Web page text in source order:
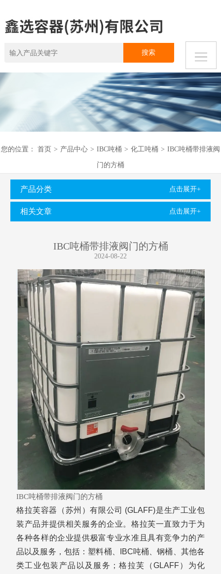
您的位置： 首页 > 产品中心 > IBC吨桶 > 化工吨桶 > IBC吨桶带排液阀
门的方桶
产品分类 点击展开+
相关文章 点击展开+
IBC吨桶带排液阀门的方桶
2024-08-22
IBC吨桶带排液阀门的方桶
格拉芙容器（苏州）有限公司 (GLAFF)是生产工业包
装产品并提供相关服务的企业。格拉芙一直致力于为
各种各样的企业提供极富专业水准且具有竞争力的产
品以及服务，包括：塑料桶、
IBC吨桶、钢桶、其他各
类工业包装产品以及服务；格拉芙（GLAFF）为化